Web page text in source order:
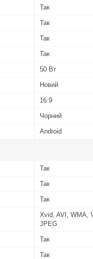
Так
Так
Так
Так
50 Вт
Новий
16:9
Чорний
Android
Так
Так
Так
Xvid, AVI, WMA,
JPEG
Так
Так